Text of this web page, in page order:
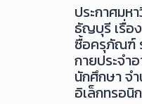
ประกาศมห
ธัญบุรี เรื่อ
ซื้อครุภัณฑ์
กายประจ
นักศึกษา จ
อิเล็กทรอ